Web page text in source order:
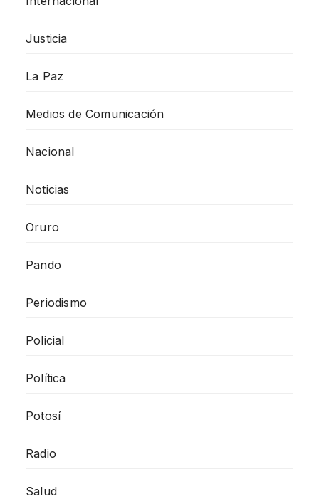
Justicia
La Paz
Medios de Comunicación
Nacional
Noticias
Oruro
Pando
Periodismo
Policial
Política
Potosí
Radio
Salud